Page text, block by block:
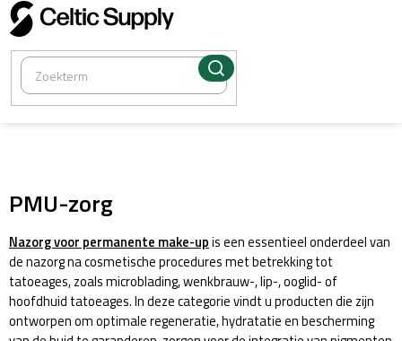
Overslaan
naar
inhoud
PMU-zorg
Nazorg voor permanente make-upis een essentieel onderdeel van
de nazorg na cosmetische procedures met betrekking tot
tatoeages, zoals microblading, wenkbrauw-, lip-, ooglid- of
hoofdhuid tatoeages. In deze categorie vindt u producten die zijn
ontworpen om optimale regeneratie, hydratatie en bescherming